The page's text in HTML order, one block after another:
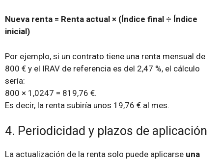
Nueva renta = Renta actual × (Índice final ÷ Índice
inicial)
Por ejemplo, si un contrato tiene una renta mensual de
800 € y el IRAV de referencia es del 2,47 %, el cálculo
sería:
800 × 1,0247 = 819,76 €.
Es decir, la renta subiría unos 19,76 € al mes.
4. Periodicidad y plazos de aplicación
La actualización de la renta solo puede aplicarse una